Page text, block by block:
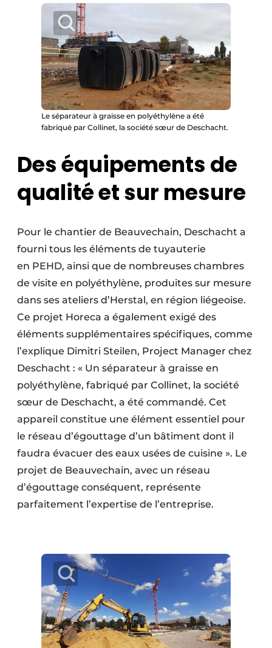
Software
Techniques ferroviaires
Travaux ferroviaires
Le séparateur à graisse en polyéthylène a été
fabriqué par Collinet, la société sœur de Deschacht.
Des équipements de
qualité et sur mesure
Pour le chantier de Beauvechain, Deschacht a
fourni tous les éléments de tuyauterie
en PEHD, ainsi que de nombreuses chambres
de visite en polyéthylène, produites sur mesure
dans ses ateliers d’Herstal, en région liégeoise.
Ce projet Horeca a également exigé des
éléments supplémentaires spécifiques, comme
l’explique Dimitri Steilen, Project Manager chez
Deschacht : « Un séparateur à graisse en
polyéthylène, fabriqué par Collinet, la société
sœur de Deschacht, a été commandé. Cet
appareil constitue une élément essentiel pour
le réseau d’égouttage d’un bâtiment dont il
faudra évacuer des eaux usées de cuisine ». Le
projet de Beauvechain, avec un réseau
d’égouttage conséquent, représente
parfaitement l’expertise de l’entreprise.